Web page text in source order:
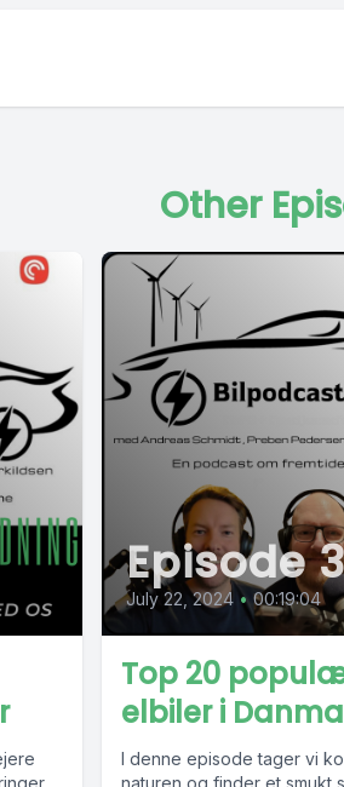
Other
Episode
July 22, 2024 • 00:19:04
Top 20
elbiler i
I denne episode tager vi